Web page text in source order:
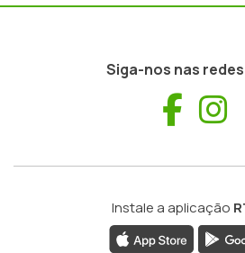
Siga-nos nas
Instale a aplicação